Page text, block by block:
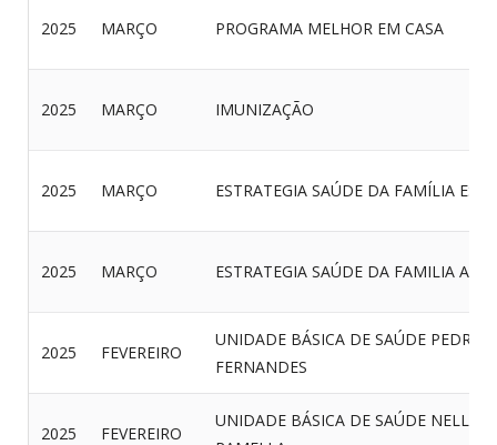
2025 MARÇO PROGRAMA MELHOR EM CASA
2025 MARÇO IMUNIZAÇÃO
2025 MARÇO ESTRATEGIA SAÚDE DA FAMÍLIA
2025 MARÇO ESTRATEGIA SAÚDE DA FAMILIA
2025 FEVEREIRO
UNIDADE BÁSICA DE SAÚDE PEDRO
FERNANDES
2025 FEVEREIRO
UNIDADE BÁSICA DE SAÚDE NELLA